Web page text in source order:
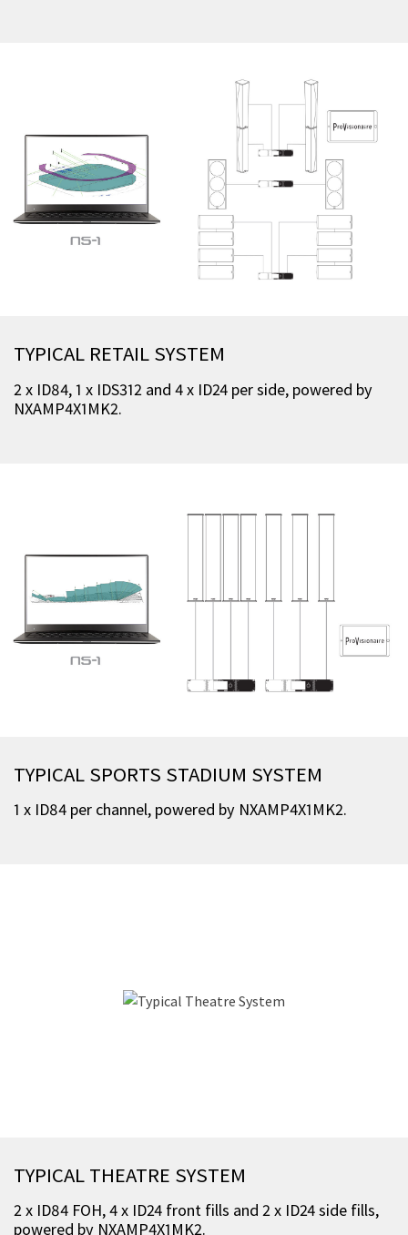
TYPICAL RETAIL SYSTEM
2 x ID84, 1 x IDS312 and 4 x ID24 per side, powered by
NXAMP4X1MK2.
TYPICAL SPORTS STADIUM SYSTEM
1 x ID84 per channel, powered by NXAMP4X1MK2.
TYPICAL THEATRE SYSTEM
2 x ID84 FOH, 4 x ID24 front fills and 2 x ID24 side fills,
powered by NXAMP4X1MK2.